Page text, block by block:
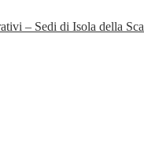
– Sedi di Isola della